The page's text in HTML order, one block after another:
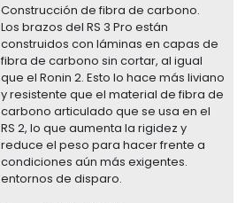
Construcción de fibra de carbono.
Los brazos del RS 3 Pro están
construidos con láminas en capas de
fibra de carbono sin cortar, al igual
que el Ronin 2. Esto lo hace más liviano
y resistente que el material de fibra de
carbono articulado que se usa en el
RS 2, lo que aumenta la rigidez y
reduce el peso para hacer frente a
condiciones aún más exigentes.
entornos de disparo.